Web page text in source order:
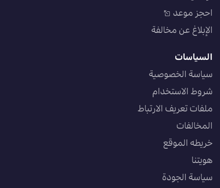
احجز موعد
الإبلاغ عن مخالفة
السياسات
سياسة الخصوصية
شروط الاستخدام
ملفات تعريف الارتباط
المخالفات
خريطه الموقع
هويتنا
سياسة الجودة